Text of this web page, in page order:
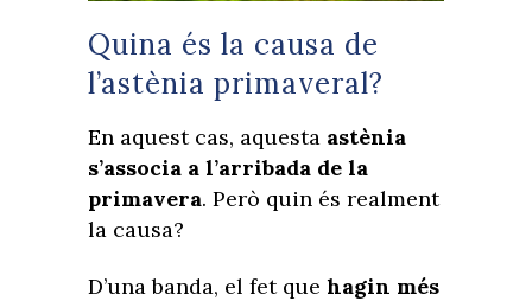
Quina és la causa de
l’astènia primaveral?
En aquest cas, aquesta astènia
s’associa a l’arribada de la
primavera. Però quin és realment
la causa?
D’una banda, el fet que hagin més